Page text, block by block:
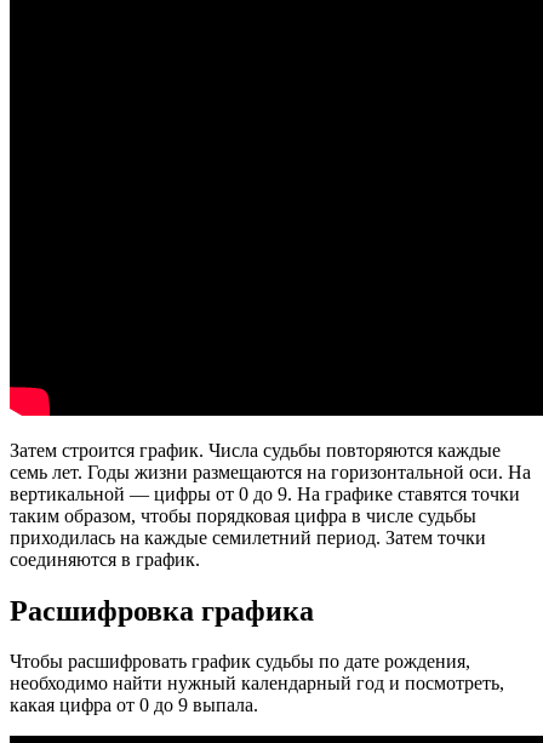
Затем строится график. Числа судьбы повторяются каждые
семь лет. Годы жизни размещаются на горизонтальной оси. На
вертикальной — цифры от 0 до 9. На графике ставятся точки
таким образом, чтобы порядковая цифра в числе судьбы
приходилась на каждые семилетний период. Затем точки
соединяются в график.
Расшифровка графика
Чтобы расшифровать график судьбы по дате рождения,
необходимо найти нужный календарный год и посмотреть,
какая цифра от 0 до 9 выпала.